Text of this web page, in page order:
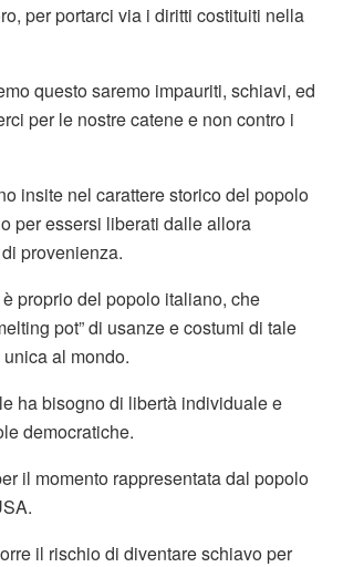
per portarci via i diritti costituiti nella
questo saremo impauriti, schiavi, ed
per le nostre catene e non contro i
insite nel carattere storico del popolo
per essersi liberati dalle allora
provenienza.
proprio del popolo italiano, che
pot” di usanze e costumi di tale
al mondo.
ha bisogno di libertà individuale e
democratiche.
il momento rappresentata dal popolo
il rischio di diventare schiavo per